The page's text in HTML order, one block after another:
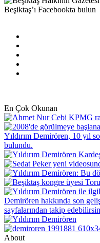
Beşiktaş’ı Facebookta bulun
En Çok Okunan
About